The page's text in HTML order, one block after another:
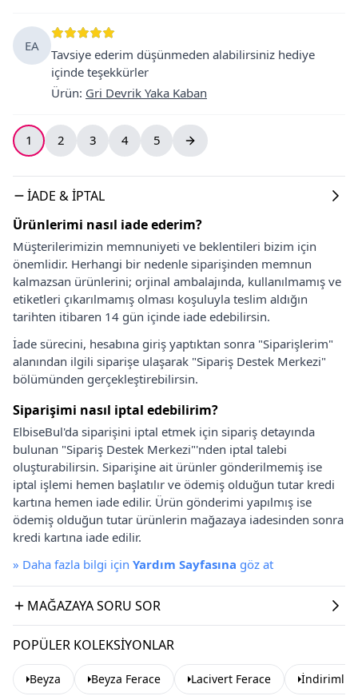
EA
Tavsiye ederim düşünmeden alabilirsiniz hediye
içinde teşekkürler
Ürün: Gri Devrik Yaka Kaban
1 2 3 4 5
İADE & İPTAL
Ürünlerimi nasıl iade ederim?
Müşterilerimizin memnuniyeti ve beklentileri bizim için
önemlidir. Herhangi bir nedenle siparişinden memnun
kalmazsan ürünlerini; orjinal ambalajında, kullanılmamış ve
etiketleri çıkarılmamış olması koşuluyla teslim aldığın
tarihten itibaren 14 gün içinde iade edebilirsin.
İade sürecini, hesabına giriş yaptıktan sonra "Siparişlerim"
alanından ilgili siparişe ulaşarak "Sipariş Destek Merkezi"
bölümünden gerçekleştirebilirsin.
Siparişimi nasıl iptal edebilirim?
ElbiseBul'da siparişini iptal etmek için sipariş detayında
bulunan "Sipariş Destek Merkezi"'nden iptal talebi
oluşturabilirsin. Siparişine ait ürünler gönderilmemiş ise
iptal işlemi hemen başlatılır ve ödemiş olduğun tutar kredi
kartına hemen iade edilir. Ürün gönderimi yapılmış ise
ödemiş olduğun tutar ürünlerin mağazaya iadesinden sonra
kredi kartına iade edilir.
» Daha fazla bilgi için Yardım Sayfasına göz at
MAĞAZAYA SORU SOR
POPÜLER KOLEKSIYONLAR
Beyza Beyza Ferace Lacivert Ferace İndirimli